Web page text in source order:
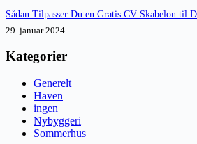
Sådan Tilpasser Du en Gratis CV Skabelon til
29. januar 2024
Kategorier
Generelt
Haven
ingen
Nybyggeri
Sommerhus